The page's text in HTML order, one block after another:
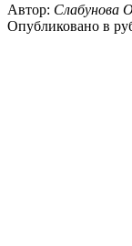
Автор: Слабунова
Опубликовано в